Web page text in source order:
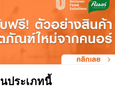
ประเภทนี้